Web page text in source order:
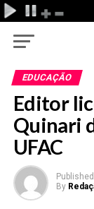
EDUCAÇÃO
Editor
Quinari
UFAC
Published
By